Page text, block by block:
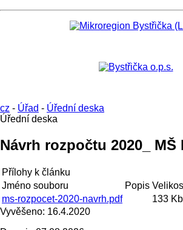
cz - Úřad - Úřední deska
Úřední deska
Návrh rozpočtu 2020_ MŠ
Přílohy k článku
Jméno souboru
Popis
ms-rozpocet-2020-navrh.pdf
133 Kb
Vyvěšeno: 16.4.2020